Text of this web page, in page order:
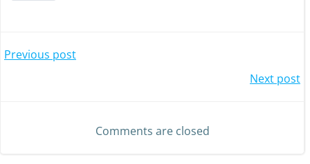
Previous post
Next post
Comments are closed